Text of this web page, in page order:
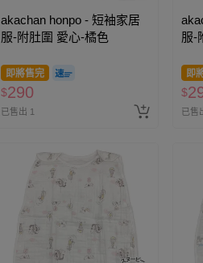
akachan honpo - 短袖家居
服-附肚圍 愛心-橘色
即將售完
$290
已售出 1
服-
即
$
已售